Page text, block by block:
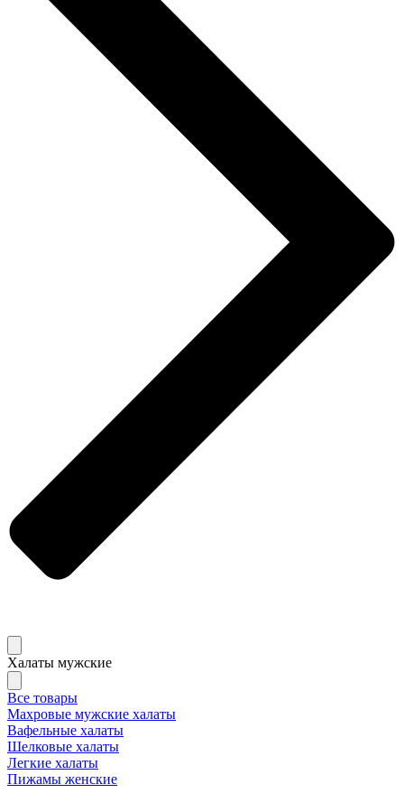
Халаты мужские
Все товары
Махровые мужские халаты
Вафельные халаты
Шелковые халаты
Легкие халаты
Пижамы женские